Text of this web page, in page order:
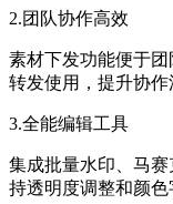
2.团队协作高效
素材下发功能便于
转发使用，提升协作
3.全能编辑工具
集成批量水印、马
持透明度调整和颜色